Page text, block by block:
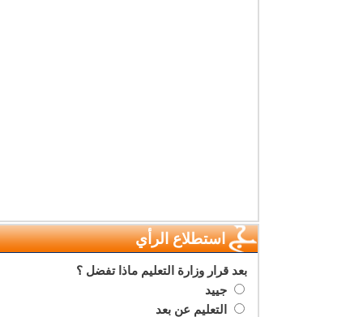
استطلاع الرأي
بعد قرار وزارة التعليم ماذا تفضل ؟
جييد
التعليم عن بعد